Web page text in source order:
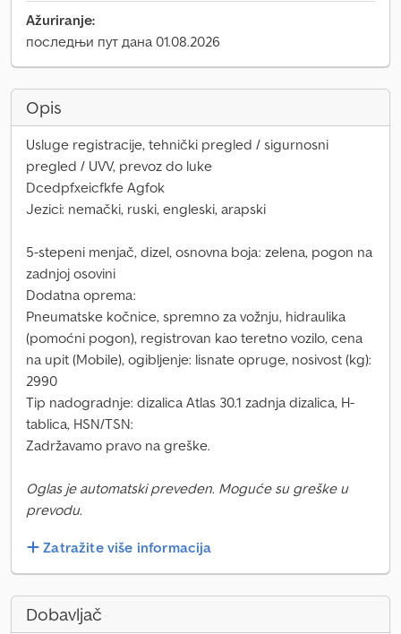
Ažuriranje:
последњи пут дана 01.08.2026
Opis
Usluge registracije, tehnički pregled / sigurnosni
pregled / UVV, prevoz do luke
Dcedpfxeicfkfe Agfok
Jezici: nemački, ruski, engleski, arapski
5-stepeni menjač, dizel, osnovna boja: zelena, pogon na
zadnjoj osovini
Dodatna oprema:
Pneumatske kočnice, spremno za vožnju, hidraulika
(pomoćni pogon), registrovan kao teretno vozilo, cena
na upit (Mobile), ogibljenje: lisnate opruge, nosivost (kg):
2990
Tip nadogradnje: dizalica Atlas 30.1 zadnja dizalica, H-
tablica, HSN/TSN:
Zadržavamo pravo na greške.
Oglas je automatski preveden. Moguće su greške u
prevodu.
Zatražite više informacija
Dobavljač